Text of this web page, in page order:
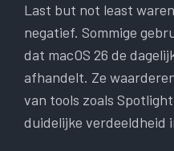
Last but not least
negatief. Sommige
dat macOS 26 de
afhandelt. Ze
van tools zoals
duidelijke verdeeldheid